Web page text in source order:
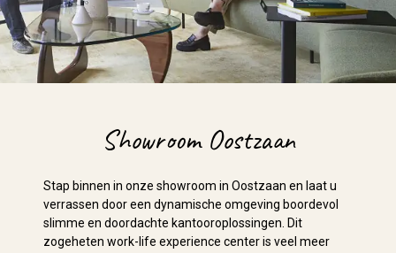
Showroom Oostzaan
Stap binnen in onze showroom in Oostzaan en laat u
verrassen door een dynamische omgeving boordevol
slimme en doordachte kantooroplossingen. Dit
zogeheten work-life experience center is veel meer